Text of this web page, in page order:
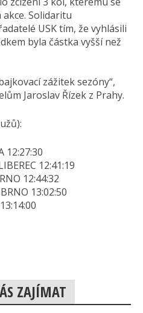
Solidaritu
USK tím, že vyhlásili
byla částka vyšší než
zážitek sezóny“,
Jaroslav Řízek z Prahy.
12:27:30
12:41:19
12:44:32
13:02:50
ZAJÍMAT